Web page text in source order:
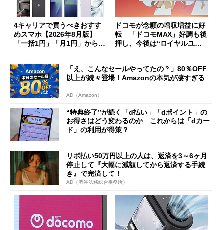
4キャリアで買うべきおすす
めスマホ【2026年8月版】
「一括1円」「月1円」からお
ドコモが念願の増収増益に好
転 「ドコモMAX」好調も後
押し、今後は“ロイヤルユー
「え、こんなセールやってたの？」80％OFF
以上が続々登場！Amazonの本気が凄すぎる
AD（Amazon）
“特典終了”が続く「d払い」「dポイント」の
お得さはどう変わるのか これからは「dカー
ド」の利用が得策？
リボ払い50万円以上の人は、返済を3～6ヶ月
停止して『大幅に減額してから返済する手続
き』で完済して！
AD（渋谷法務総合事務所）